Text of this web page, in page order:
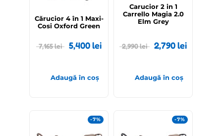
Cărucior 4 în 1 Maxi-
Cosi Oxford Green
7,165lei 5,400lei
Adaugă în coș
Carucior 2 in 1
Carrello Magia 2.0
Elm Grey
2,990lei 2,790lei
Adaugă în coș
-7% -7%